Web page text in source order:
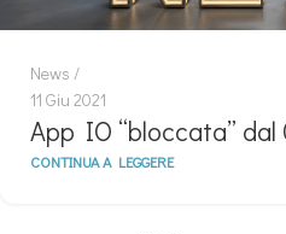
News
11 Giu 2021
App IO “bloccata”
CONTINUA A LEGGERE